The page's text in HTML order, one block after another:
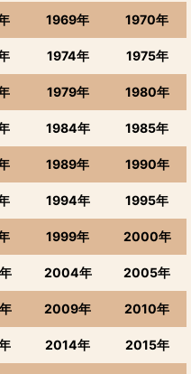
1969年 1970年
1974年 1975年
1979年 1980年
1984年 1985年
1989年 1990年
1994年 1995年
1999年 2000年
2004年 2005年
2009年 2010年
2014年 2015年